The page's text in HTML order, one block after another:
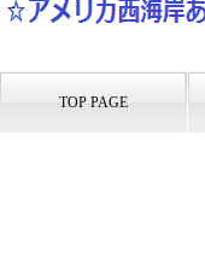
TOP PAGE